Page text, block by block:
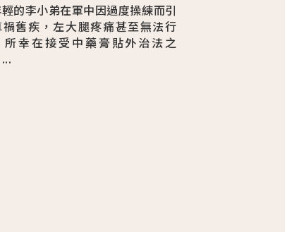
的李小弟在軍中因過度操練而引
禍舊疾，左大腿疼痛甚至無法行
所幸在接受中藥膏貼外治法之